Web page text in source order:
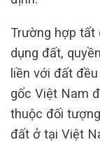
Trường hợp tất
dụng đất,
liền với đất
gốc Việt Nam
thuộc đối
đất ở tại Việt